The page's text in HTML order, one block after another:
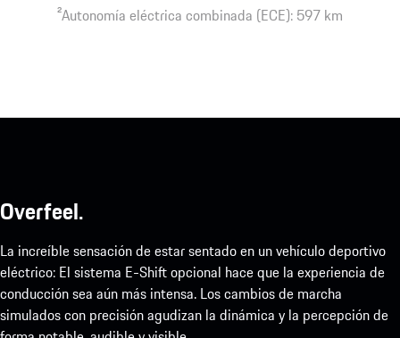
2Autonomía eléctrica combinada (ECE): 597 km
Overfeel.
La increíble sensación de estar sentado en un vehículo deportivo
eléctrico: El sistema E-Shift opcional hace que la experiencia de
conducción sea aún más intensa. Los cambios de marcha
simulados con precisión agudizan la dinámica y la percepción de